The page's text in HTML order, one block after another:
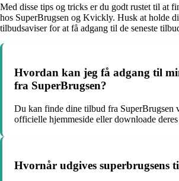
Med disse tips og tricks er du godt rustet til at
hos SuperBrugsen og Kvickly. Husk at holde
tilbudsaviser for at få adgang til de seneste
Hvordan kan jeg få adgang til
fra SuperBrugsen?
Du kan finde dine tilbud fra SuperBrugsen
officielle hjemmeside eller downloade deres
Hvornår udgives superbrugsens